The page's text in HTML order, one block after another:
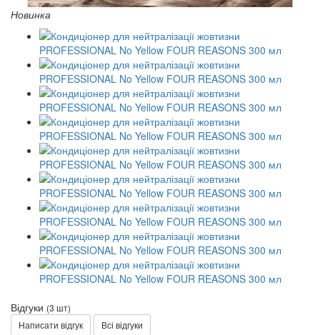
Новинка
Відгуки (3 шт)
Написати відгук
Всі відгуки